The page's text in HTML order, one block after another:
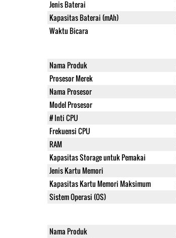
Jenis Baterai
Kapasitas Baterai (mAh)
Waktu Bicara
Nama Produk
Prosesor Merek
Nama Prosesor
Model Prosesor
# Inti CPU
Frekuensi CPU
RAM
Kapasitas Storage untuk Pemakai
Jenis Kartu Memori
Kapasitas Kartu Memori Maksimum
Sistem Operasi (OS)
Nama Produk